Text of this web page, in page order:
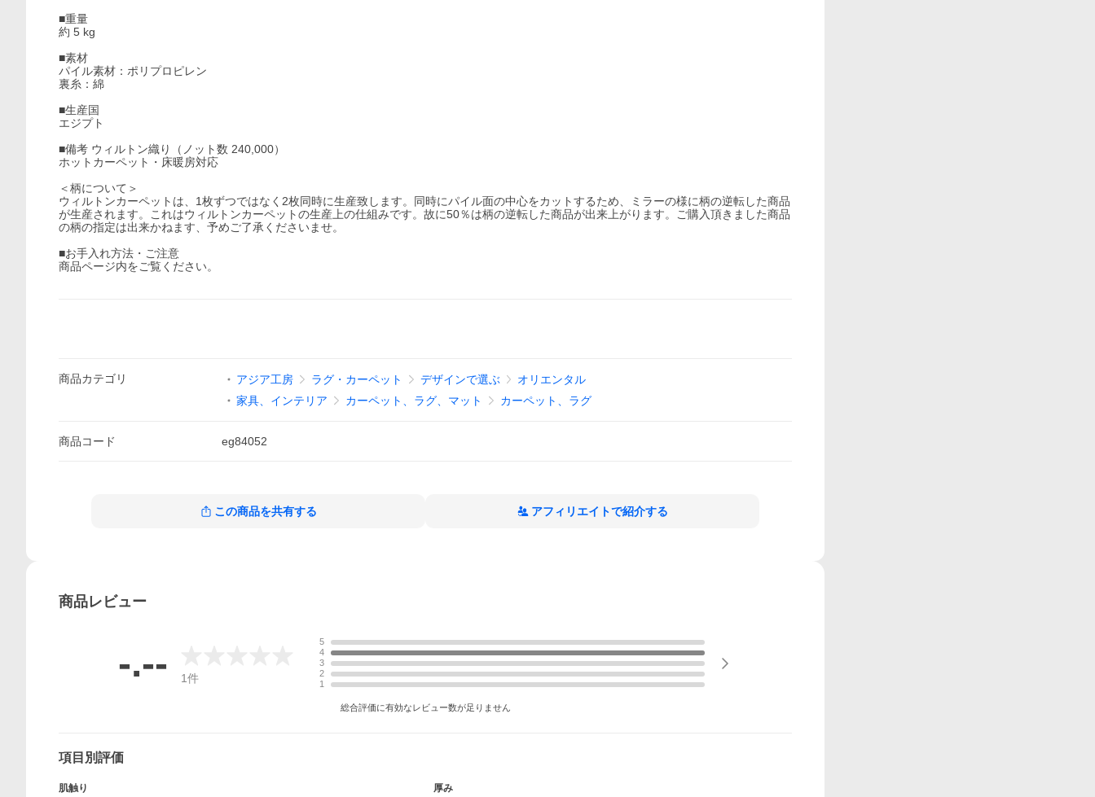
■重量
約 5 kg
■素材
パイル素材：ポリプロピレン
裏糸：綿
■生産国
エジプト
■備考 ウィルトン織り（ノット数 240,000）
ホットカーペット・床暖房対応
＜柄について＞
ウィルトンカーペットは、1枚ずつではなく2枚同時に生産致します。同時にパイル面の中心をカットするため、ミラーの様に柄の逆転した商品
が生産されます。これはウィルトンカーペットの生産上の仕組みです。故に50％は柄の逆転した商品が出来上がります。ご購入頂きました商品
の柄の指定は出来かねます、予めご了承くださいませ。
■お手入れ方法・ご注意
商品ページ内をご覧ください。
商品カテゴリ アジア工房 ラグ・カーペット デザインで選ぶ
オリエンタル
家具、インテリア
カーペット、ラグ、マット カーペット、ラグ
商品コード eg84052
この商品を共有する アフィリエイトで紹介する
商品レビュー
-.-- 1件
5
4
3
2
1
総合評価に有効なレビュー数が足りません
項目別評価
肌触り
厚み